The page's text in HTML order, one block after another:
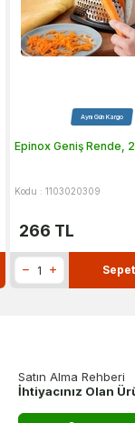
Aynı Gün Kargo
Epinox Geniş Rende,
Kodu : 1103020309
266 TL
Satın Alma Rehberi
İhtiyacınız Olan